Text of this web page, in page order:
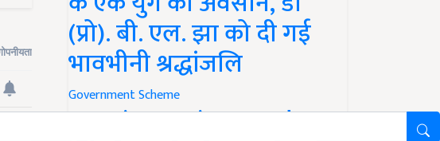
(प्रो). बी. एल. झा को दी गई
भावभीनी श्रद्धांजलि
Government Scheme
PM Kisan Yojana Update: